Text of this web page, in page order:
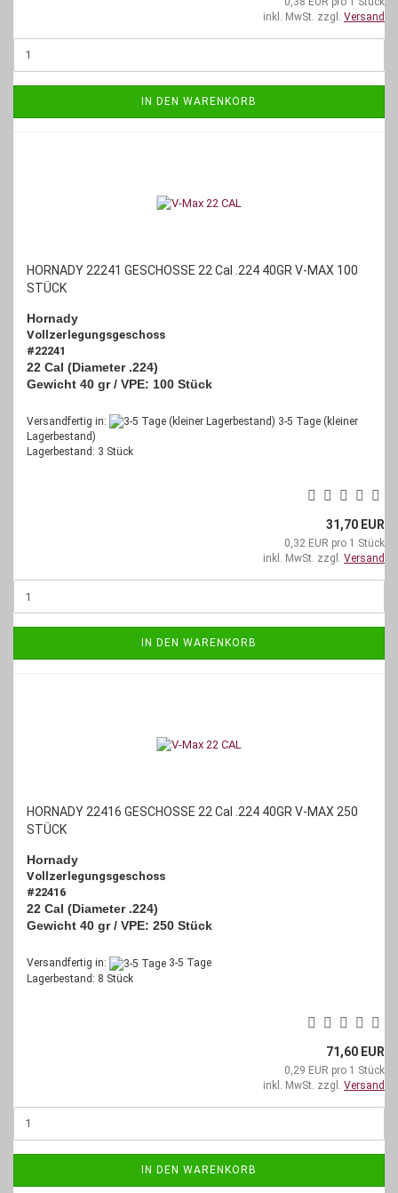
inkl. MwSt. zzgl. Versand
IN DEN WARENKORB
HORNADY 22241 GESCHOSSE 22 Cal .224 40GR V-MAX 100
STÜCK
Hornady
Vollzerlegungsgeschoss
#22241
22 Cal (Diameter .224)
Gewicht 40 gr / VPE: 100 Stück
Versandfertig in:
3-5 Tage (kleiner
Lagerbestand)
Lagerbestand: 3 Stück
31,70 EUR
0,32 EUR pro 1 Stück
inkl. MwSt. zzgl. Versand
IN DEN WARENKORB
HORNADY 22416 GESCHOSSE 22 Cal .224 40GR V-MAX 250
STÜCK
Hornady
Vollzerlegungsgeschoss
#22416
22 Cal (Diameter .224)
Gewicht 40 gr / VPE: 250 Stück
Versandfertig in:
3-5 Tage
Lagerbestand: 8 Stück
71,60 EUR
0,29 EUR pro 1 Stück
inkl. MwSt. zzgl. Versand
IN DEN WARENKORB